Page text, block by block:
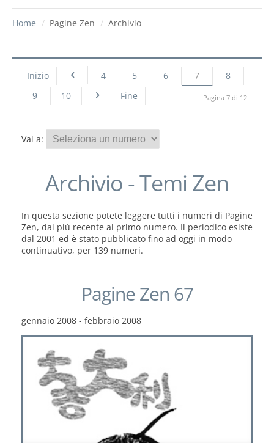
Home / Pagine Zen / Archivio
Inizio 4 5 6 7
8
9
10 Fine Pagina 7 di 12
Vai a:
Archivio - Temi Zen
In questa sezione potete leggere tutti i numeri di Pagine
Zen, dal più recente al primo numero. Il periodico esiste
dal 2001 ed è stato pubblicato fino ad oggi in modo
continuativo, per 139 numeri.
Pagine Zen 67
gennaio 2008 - febbraio 2008